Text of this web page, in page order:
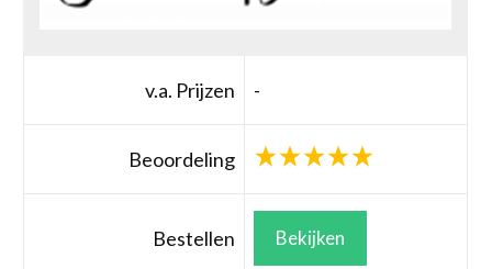
v.a. Prijzen -
Beoordeling
Bestellen Bekijken